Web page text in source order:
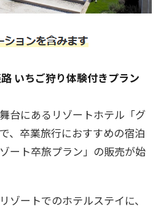
いちご狩り体験付きプラン
台にあるリゾートホテル「グ
、卒業旅行におすすめの宿泊
ート卒旅プラン」の販売が始
ゾートでのホテルステイに、